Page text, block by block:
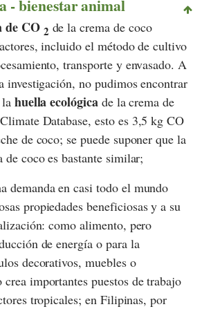
- bienestar animal
de CO 2 de la crema de coco
incluido el método de cultivo
transporte y envasado. A
investigación, no pudimos encontrar
huella ecológicade la crema de
Database, esto es 3,5 kg CO
de coco; se puede suponer que la
coco es bastante similar;
demanda en casi todo el mundo
propiedades beneficiosas y a su
como alimento, pero
de energía o para la
decorativos, muebles o
importantes puestos de trabajo
tropicales; en Filipinas, por